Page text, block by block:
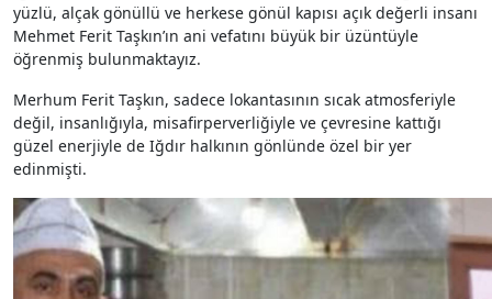
yüzlü, alçak gönüllü ve herkese gönül kapısı açık değerli insanı
Mehmet Ferit Taşkın’ın ani vefatını büyük bir üzüntüyle
öğrenmiş bulunmaktayız.
Merhum Ferit Taşkın, sadece lokantasının sıcak atmosferiyle
değil, insanlığıyla, misafirperverliğiyle ve çevresine kattığı
güzel enerjiyle de Iğdır halkının gönlünde özel bir yer
edinmişti.